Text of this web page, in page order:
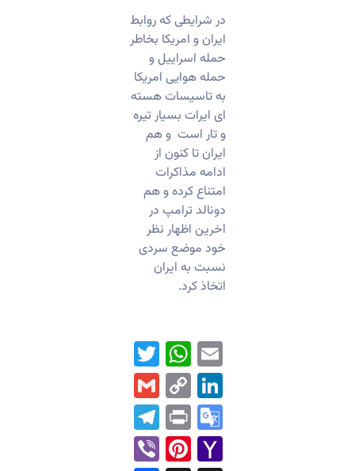
در شرایطی که روابط
ایران و امریکا بخاطر
حمله اسراییل و
حمله هوایی امریکا
به تاسیسات هسته
ای ایرات بسیار تیره
و تار است و هم
ایران تا کنون از
ادامه مذاکرات
امتناع کرده و هم
دونالد ترامپ در
اخرین اظهار نظر
خود موضع سردی
نسبت به ایران
اتخاذ کرد.
Email
WhatsApp
Twitter
LinkedIn
Copy
Link
Gmail
Google
Translate
Print
Telegram
Yahoo
Pinterest
Viber